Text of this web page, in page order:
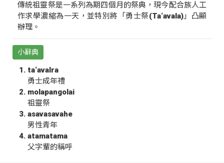
傳統祖靈祭是一系列為期四個月的祭典，現今配合族人工
作求學濃縮為一天，並特別將「勇士祭(Ta‘avala)」凸顯
辦理。
小辭典
ta‘avalra
勇士成年禮
molapangolai
祖靈祭
asavasavahe
男性青年
atamatama
父字輩的稱呼